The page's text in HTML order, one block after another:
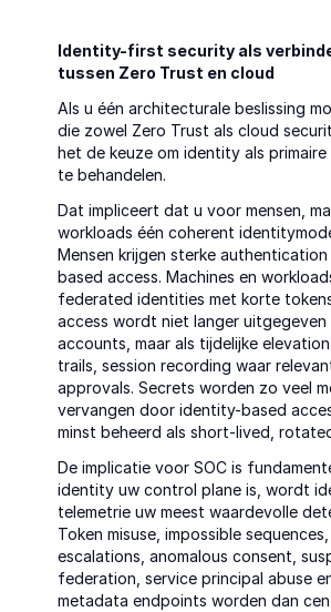
Identity-first security als
tussen Zero Trust en cloud
Als u één architecturale beslissing
die zowel Zero Trust als cloud
het de keuze om identity als
te behandelen.
Dat impliceert dat u voor mensen,
workloads één coherent
Mensen krijgen sterke
based access. Machines en
federated identities met korte
access wordt niet langer uitgegeven
accounts, maar als tijdelijke
trails, session recording waar
approvals. Secrets worden zo veel
vervangen door identity-based
minst beheerd als short-lived,
De implicatie voor SOC is
identity uw control plane is, wordt
telemetrie uw meest waardevolle
Token misuse, impossible
escalations, anomalous consent,
federation, service principal abuse
metadata endpoints worden dan